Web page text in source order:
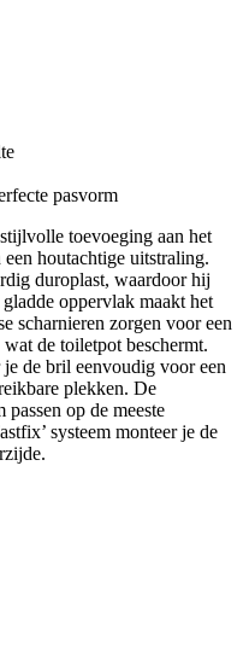
pasvorm
toevoeging aan het
houtachtige uitstraling.
duroplast, waardoor hij
oppervlak maakt het
scharnieren zorgen voor een
de toiletpot beschermt.
de bril eenvoudig voor een
plekken. De
op de meeste
systeem monteer je de